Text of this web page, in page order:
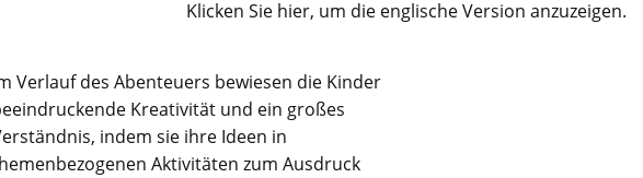
Klicken Sie hier, um die englische Version anzuzeigen.
Verlauf des Abenteuers bewiesen die Kinder
Kreativität und ein großes
indem sie ihre Ideen in
Aktivitäten zum Ausdruck